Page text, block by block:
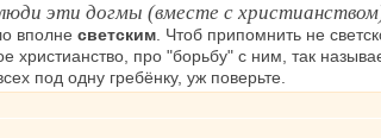
эти догмы (вместе с
вполне светским . Чтоб припомнить не
христианство, про "борьбу" с ним, так
под одну гребёнку, уж поверьте.